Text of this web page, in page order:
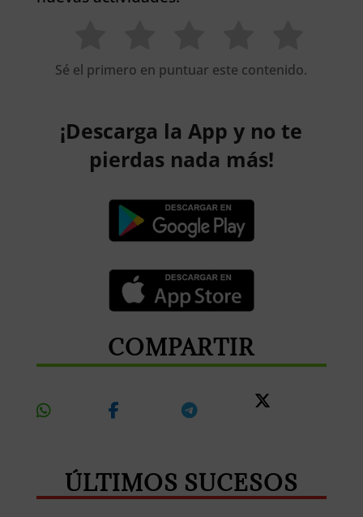
Sé el primero en puntuar este contenido.
¡Descarga la App y no te
pierdas nada más!
COMPARTIR
ÚLTIMOS SUCESOS